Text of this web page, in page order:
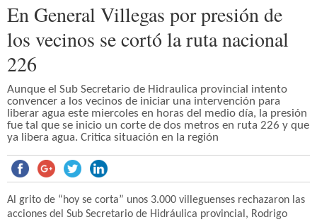
En General Villegas por presión de
los vecinos se cortó la ruta nacional
226
Aunque el Sub Secretario de Hidraulica provincial intento
convencer a los vecinos de iniciar una intervención para
liberar agua este miercoles en horas del medio día, la presión
fue tal que se inicio un corte de dos metros en ruta 226 y que
ya libera agua. Critica situación en la región
Al grito de “hoy se corta” unos 3.000 villeguenses rechazaron las
acciones del Sub Secretario de Hidráulica provincial, Rodrigo